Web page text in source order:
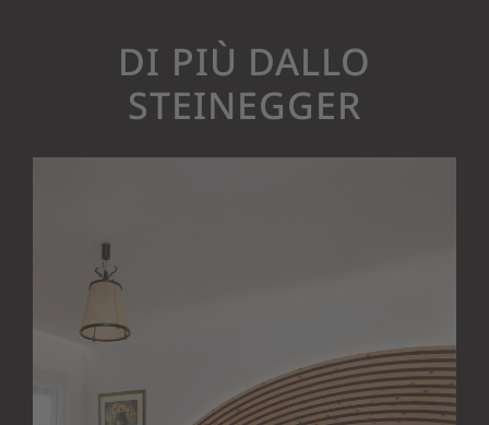
DI PIÙ DALLO
STEINEGGER